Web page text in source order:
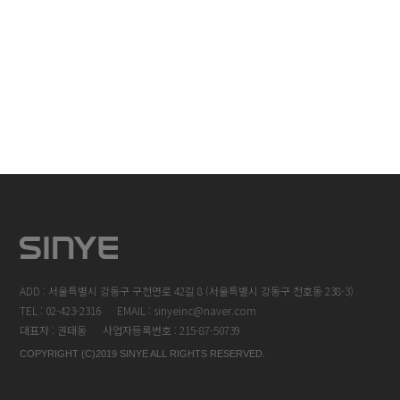
ADD : 서울특별시 강동구 구천면로 42길 8 (서울특별시 강동구 천호동 238-3)
TEL : 02-423-2316
EMAIL : sinyeinc@naver.com
대표자 : 권태동
사업자등록번호 : 215-87-50739
COPYRIGHT (C)2019 SINYE ALL RIGHTS RESERVED.